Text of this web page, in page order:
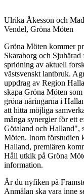
Ulrika Åkesson och
Vendel, Gröna Möten
Gröna Möten kommer
Skaraborg och
spridning av aktuell
västsvenskt lantbruk.
uppdrag av Region
skapa Gröna Möten
gröna näringarna i
att hitta möjliga
många synergier för ett
Götaland och Halland",
Möten. Inom förstudien
Halland, premiären
Håll utkik på Gröna
information.
Är du nyfiken på
Anmälan ska vara inne